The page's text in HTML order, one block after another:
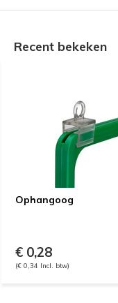
Recent bekeken
Ophangoog
€ 0,28
(€ 0,34 Incl. btw)